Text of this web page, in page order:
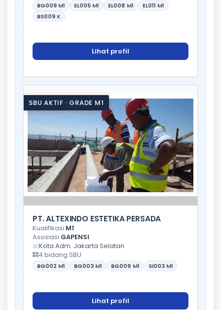
BG009 M1 EL005 M1 EL008 M1 EL011 M1
BS009 K
Lihat profil
SBU AKTIF · GRADE M1
PT. ALTEXINDO ESTETIKA PERSADA
Kualifikasi:M1
Asosiasi:GAPENSI
Kota Adm. Jakarta Selatan
4 bidang SBU
BG002 M1 BG003 M1 BG009 M1 SI003 M1
Lihat profil